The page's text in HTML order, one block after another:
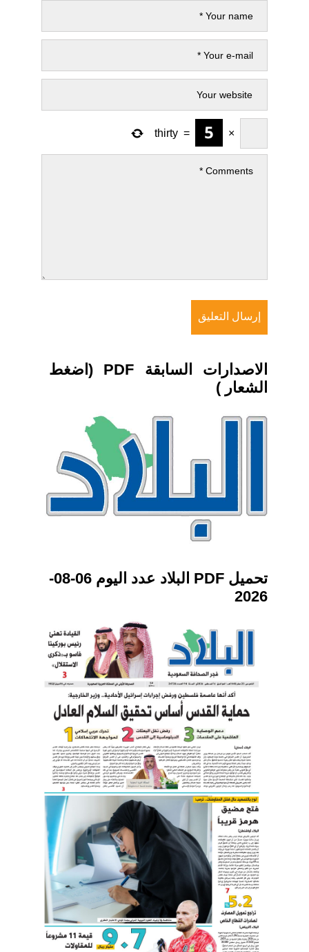
×
=
thirty
الاصدارات السابقة PDF (اضغط
الشعار )
تحميل PDF البلاد عدد اليوم 06-08-
2026